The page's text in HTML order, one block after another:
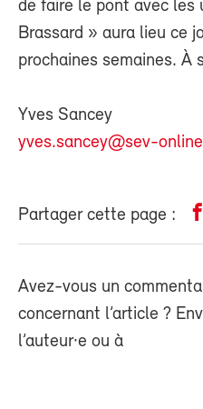
de faire le pont avec les
Brassard » aura lieu ce
prochaines semaines. À
Yves Sancey
yves.sancey@sev-
Partager cette page :
Avez-vous un
concernant l’article ?
l’auteur·e ou à